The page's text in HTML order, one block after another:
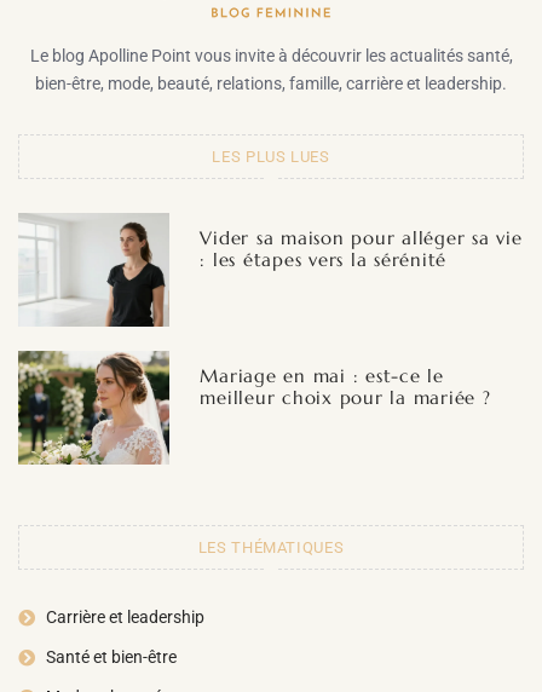
Le blog Apolline Point vous invite à découvrir les actualités santé,
bien-être, mode, beauté, relations, famille, carrière et leadership.
LES PLUS LUES
Vider sa maison pour alléger sa vie
: les étapes vers la sérénité
Mariage en mai : est-ce le
meilleur choix pour la mariée ?
LES THÉMATIQUES
Carrière et leadership
Santé et bien-être